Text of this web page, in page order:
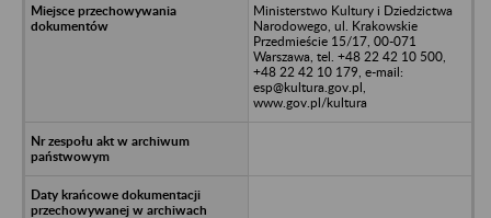
Ministerstwo Kultury i Dziedzictwa
Narodowego, ul. Krakowskie
Przedmieście 15/17, 00-071
Warszawa, tel. +48 22 42 10 500,
+48 22 42 10 179, e-mail:
esp@kultura.gov.pl,
www.gov.pl/kultura